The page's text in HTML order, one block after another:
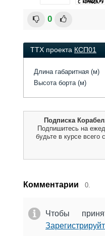
0
ТТХ проекта КСП01
Длина габаритная (м)
Высота борта (м)
Подписка
Подпишитесь на
будьте в курсе всего
Комментарии 0.
Чтобы